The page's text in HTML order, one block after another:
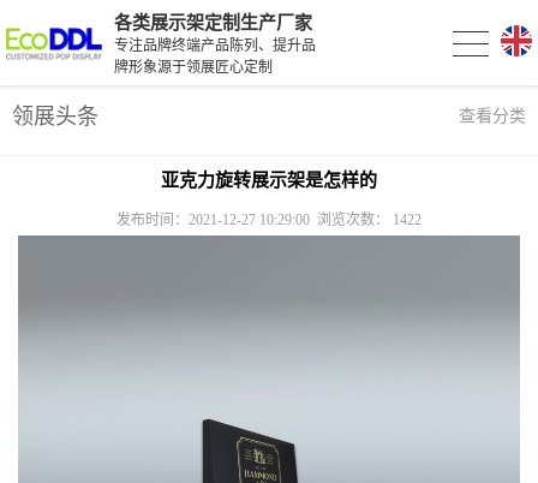
各类展示架定制生产厂家
专注品牌终端产品陈列、提升品
牌形象源于领展匠心定制
领展头条 查看分类
亚克力旋转展示架是怎样的
发布时间：2021-12-27 10:29:00 浏览次数： 1422